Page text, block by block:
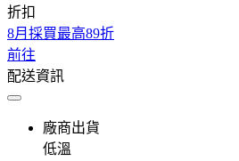
折扣
8月採買最高89折
前往
配送資訊
廠商出貨
低溫